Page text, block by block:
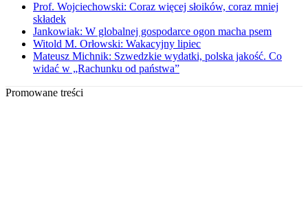
Prof. Wojciechowski: Coraz więcej słoików, coraz mniej
składek
Jankowiak: W globalnej gospodarce ogon macha psem
Witold M. Orłowski: Wakacyjny lipiec
Mateusz Michnik: Szwedzkie wydatki, polska jakość. Co
widać w „Rachunku od państwa”
Promowane treści